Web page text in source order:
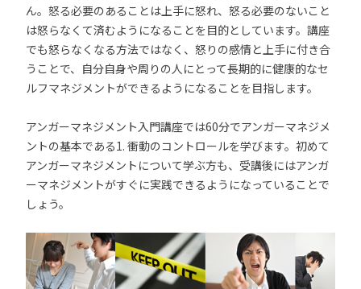
ん。怒る必要のあることは上手に怒れ、怒る必要のないこと
は怒らなくて済むようになることを目的としています。講座
でも怒らなくなる方法ではなく、怒りの感情と上手に付き合
うことで、自分自身や周りの人にとって長期的に健康的なセ
ルフマネジメントができるようになることを目指します。
アンガーマネジメント入門講座では60分でアンガーマネジメ
ントの基本である1. 衝動のコントロールを学びます。初めて
アンガーマネジメントについて学ぶ方も、受講後にはアンガ
ーマネジメントがすぐに実践できるようになっていることで
しょう。